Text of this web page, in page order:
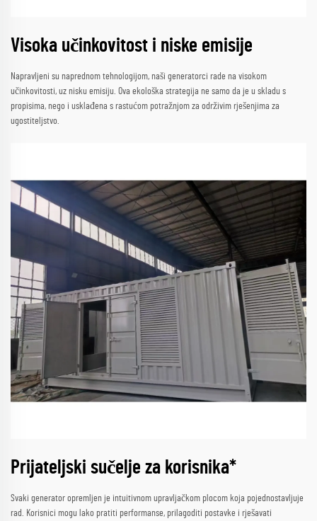
Visoka učinkovitost i niske emisije
Napravljeni su naprednom tehnologijom, naši generatorci rade na visokom
učinkovitosti, uz nisku emisiju. Ova ekološka strategija ne samo da je u skladu s
propisima, nego i usklađena s rastućom potražnjom za održivim rješenjima za
ugostiteljstvo.
Prijateljski sučelje za korisnika*
Svaki generator opremljen je intuitivnom upravljačkom plocom koja pojednostavljuje
rad. Korisnici mogu lako pratiti performanse, prilagoditi postavke i rješavati